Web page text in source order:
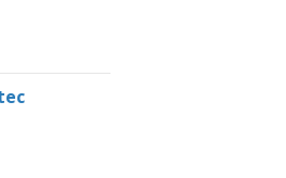
cm aantal